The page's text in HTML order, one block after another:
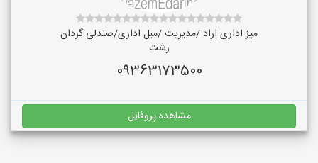
میز اداری اراد /مدیریت /مبل اداری/صندلی گردان
رشت
09363173500
مشاهده پروفایل